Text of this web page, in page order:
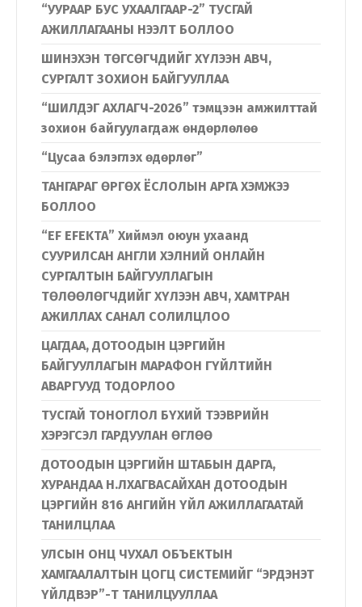
“УУРААР БУС УХААЛГААР-2” ТУСГАЙ
АЖИЛЛАГААНЫ НЭЭЛТ БОЛЛОО
ШИНЭХЭН ТӨГСӨГЧДИЙГ ХҮЛЭЭН АВЧ,
СУРГАЛТ ЗОХИОН БАЙГУУЛЛАА
“ШИЛДЭГ АХЛАГЧ-2026” тэмцээн амжилттай
зохион байгуулагдаж өндөрлөлөө
“Цусаа бэлэглэх өдөрлөг”
ТАНГАРАГ ӨРГӨХ ЁСЛОЛЫН АРГА ХЭМЖЭЭ
БОЛЛОО
“EF EFEKTA” Хиймэл оюун ухаанд
СУУРИЛСАН АНГЛИ ХЭЛНИЙ ОНЛАЙН
СУРГАЛТЫН БАЙГУУЛЛАГЫН
ТӨЛӨӨЛӨГЧДИЙГ ХҮЛЭЭН АВЧ, ХАМТРАН
АЖИЛЛАХ САНАЛ СОЛИЛЦЛОО
ЦАГДАА, ДОТООДЫН ЦЭРГИЙН
БАЙГУУЛЛАГЫН МАРАФОН ГҮЙЛТИЙН
АВАРГУУД ТОДОРЛОО
ТУСГАЙ ТОНОГЛОЛ БҮХИЙ ТЭЭВРИЙН
ХЭРЭГСЭЛ ГАРДУУЛАН ӨГЛӨӨ
ДОТООДЫН ЦЭРГИЙН ШТАБЫН ДАРГА,
ХУРАНДАА Н.ЛХАГВАСАЙХАН ДОТООДЫН
ЦЭРГИЙН 816 АНГИЙН ҮЙЛ АЖИЛЛАГААТАЙ
ТАНИЛЦЛАА
УЛСЫН ОНЦ ЧУХАЛ ОБЪЕКТЫН
ХАМГААЛАЛТЫН ЦОГЦ СИСТЕМИЙГ “ЭРДЭНЭТ
ҮЙЛДВЭР”-Т ТАНИЛЦУУЛЛАА